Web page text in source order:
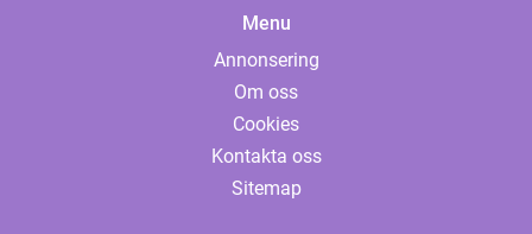
Menu
Annonsering
Om oss
Cookies
Kontakta oss
Sitemap